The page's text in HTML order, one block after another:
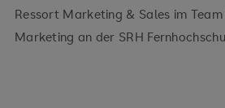
Ressort Marketing & Sales im
Marketing an der SRH